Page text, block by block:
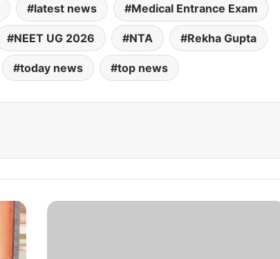
latest news Medical Entrance Exam
NEET UG 2026 NTA Rekha Gupta
today news top news
ने